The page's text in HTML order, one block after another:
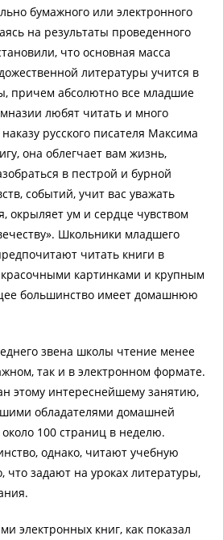
бумажного или электронного
на результаты проведенного
что основная масса
литературы учится в
причем абсолютно все младшие
любят читать и много
русского писателя Максима
она облегчает вам жизнь,
в пестрой и бурной
событий, учит вас уважать
окрыляет ум и сердце чувством
Школьники младшего
читать книги в
картинками и крупным
большинство имеет домашнюю
звена школы чтение менее
так и в электронном формате.
этому интереснейшему занятию,
обладателями домашней
100 страниц в неделю.
однако, читают учебную
что задают на уроках литературы,
электронных книг, как показал